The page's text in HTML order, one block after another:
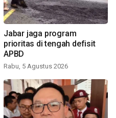
Jabar jaga program
prioritas di tengah defisit
APBD
Rabu, 5 Agustus 2026